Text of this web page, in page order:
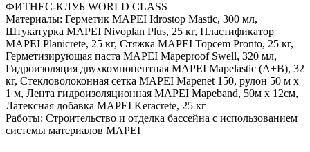
ФИТНЕС-КЛУБ WORLD CLASS
Материалы: Герметик MAPEI Idrostop Mastic, 300 мл,
Штукатурка MAPEI Nivoplan Plus, 25 кг, Пластификатор
MAPEI Planicrete, 25 кг, Стяжка MAPEI Topcem Pronto, 25 кг,
Герметизирующая паста MAPEI Mapeproof Swell, 320 мл,
Гидроизоляция двухкомпонентная MAPEI Mapelastic (А+B), 32
кг, Стекловолоконная сетка MAPEI Mapenet 150, рулон 50 м х
1 м, Лента гидроизоляционная MAPEI Mapeband, 50м x 12см,
Латексная добавка MAPEI Keracrete, 25 кг
Работы: Строительство и отделка бассейна с использованием
системы материалов MAPEI